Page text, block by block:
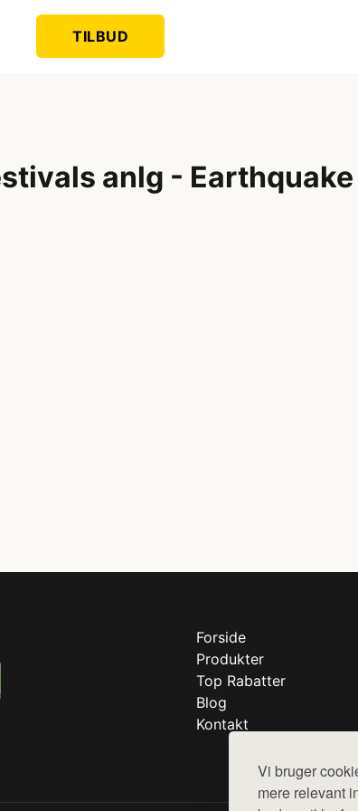
Vi bruger
mere relevant
TILBUD
anlg -
Forside
Produkter
Top Rabatter
Blog
Kontakt